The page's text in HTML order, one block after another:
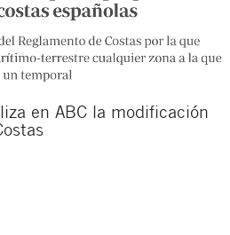
en ABC la modificación